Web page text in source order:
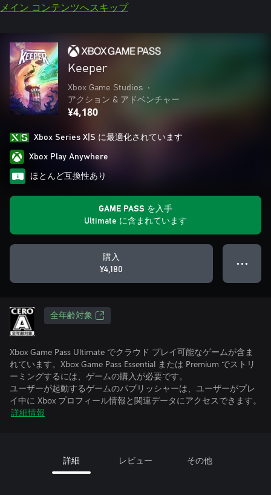
メイン コンテンツへスキップ
Keeper
Xbox Game Studios
•
アクション & アドベンチャー
¥4,180
Xbox Series X|S に最適化されています
Xbox Play Anywhere
ほとんど互換性あり
GAME PASS を入手
Ultimate に含まれています
購入
¥4,180
● ● ●
全年齢対象
Xbox Game Pass Ultimate でクラウド プレイ可能なゲームが含ま
れています。Xbox Game Pass Essential または Premium でストリ
ーミングするには、ゲームの購入が必要です。
ユーザーが起動するゲームのパブリッシャーは、ユーザーがプレ
イ中に Xbox プロフィール情報と関連データにアクセスできます。
詳細情報
詳細 レビュー その他